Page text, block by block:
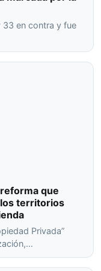
en contra y fue
que
territorios
Privada”